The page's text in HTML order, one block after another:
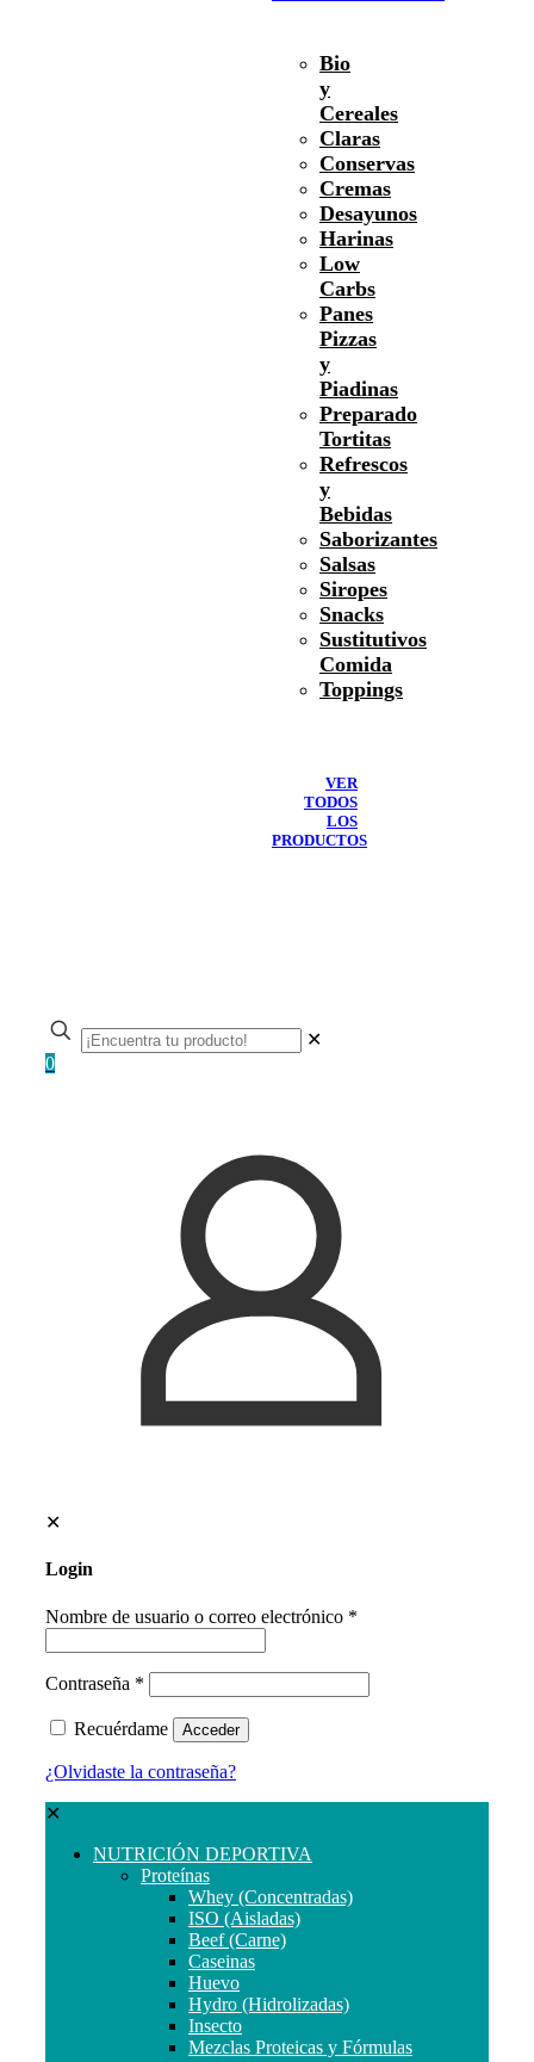
Bio
y
Cereales
Claras
Conservas
Cremas
Desayunos
Harinas
Low
Carbs
Panes
Pizzas
y
Piadinas
Preparado
Tortitas
Refrescos
y
Bebidas
Saborizantes
Salsas
Siropes
Snacks
Sustitutivos
Comida
Toppings
VER
TODOS
LOS
PRODUCTOS
✕
0
✕
Login
Nombre de usuario o correo electrónico *
Contraseña *
Recuérdame Acceder
¿Olvidaste la contraseña?
✕
NUTRICIÓN DEPORTIVA
Proteínas
Whey (Concentradas)
ISO (Aisladas)
Beef (Carne)
Caseinas
Huevo
Hydro (Hidrolizadas)
Insecto
Mezclas Proteicas y Fórmulas